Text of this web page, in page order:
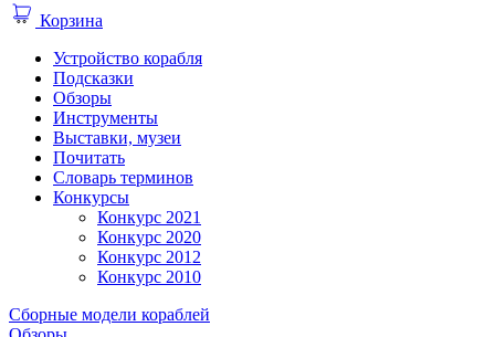
Корзина
Устройство корабля
Подсказки
Обзоры
Инструменты
Выставки, музеи
Почитать
Словарь терминов
Конкурсы
Конкурс 2021
Конкурс 2020
Конкурс 2012
Конкурс 2010
Сборные модели кораблей